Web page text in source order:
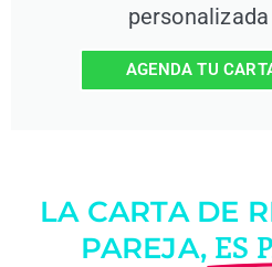
AGENDA TU
LA CARTA DE
PAREJA, ES